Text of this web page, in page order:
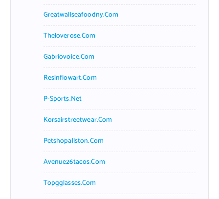
Greatwallseafoodny.com
Theloverose.com
Gabriovoice.com
Resinflowart.com
P-Sports.net
Korsairstreetwear.com
Petshopallston.com
Avenue26tacos.com
Topgglasses.com